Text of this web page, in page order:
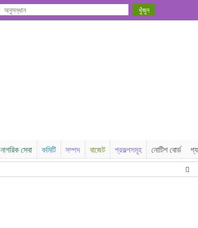
নাগরিক সেবা কমিটি সম্পদ বাজেট প্রকল্পসমূহ নোটিশ বোর্ড